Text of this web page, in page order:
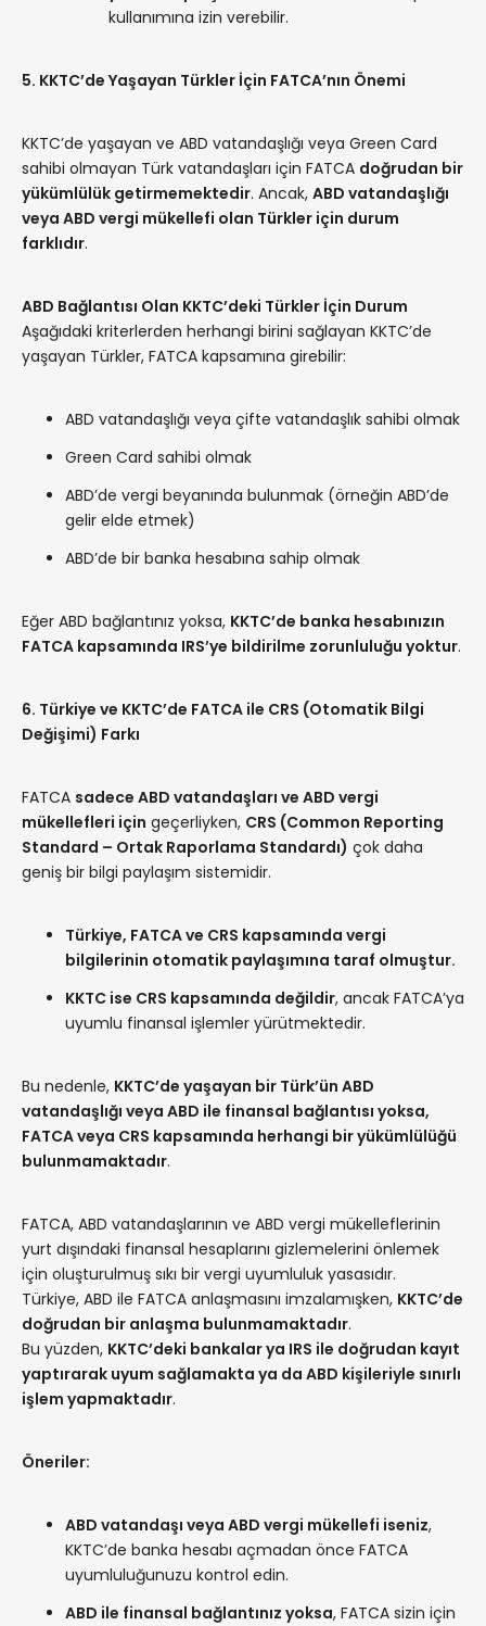
kullanımına izin verebilir.
5. KKTC’de Yaşayan Türkler İçin FATCA’nın Önemi
KKTC’de yaşayan ve ABD vatandaşlığı veya Green Card
sahibi olmayan Türk vatandaşları için FATCA doğrudan bir
yükümlülük getirmemektedir. Ancak, ABD vatandaşlığı
veya ABD vergi mükellefi olan Türkler için durum
farklıdır.
ABD Bağlantısı Olan KKTC’deki Türkler İçin Durum
Aşağıdaki kriterlerden herhangi birini sağlayan KKTC’de
yaşayan Türkler, FATCA kapsamına girebilir:
ABD vatandaşlığı veya çifte vatandaşlık sahibi olmak
Green Card sahibi olmak
ABD’de vergi beyanında bulunmak (örneğin ABD’de
gelir elde etmek)
ABD’de bir banka hesabına sahip olmak
Eğer ABD bağlantınız yoksa, KKTC’de banka hesabınızın
FATCA kapsamında IRS’ye bildirilme zorunluluğu yoktur.
6. Türkiye ve KKTC’de FATCA ile CRS (Otomatik Bilgi
Değişimi) Farkı
FATCA sadece ABD vatandaşları ve ABD vergi
mükellefleri için geçerliyken, CRS (Common Reporting
Standard – Ortak Raporlama Standardı) çok daha
geniş bir bilgi paylaşım sistemidir.
Türkiye, FATCA ve CRS kapsamında vergi
bilgilerinin otomatik paylaşımına taraf olmuştur.
KKTC ise CRS kapsamında değildir, ancak FATCA’ya
uyumlu finansal işlemler yürütmektedir.
Bu nedenle, KKTC’de yaşayan bir Türk’ün ABD
vatandaşlığı veya ABD ile finansal bağlantısı yoksa,
FATCA veya CRS kapsamında herhangi bir yükümlülüğü
bulunmamaktadır.
FATCA, ABD vatandaşlarının ve ABD vergi mükelleflerinin
yurt dışındaki finansal hesaplarını gizlemelerini önlemek
için oluşturulmuş sıkı bir vergi uyumluluk yasasıdır.
Türkiye, ABD ile FATCA anlaşmasını imzalamışken, KKTC’de
doğrudan bir anlaşma bulunmamaktadır.
Bu yüzden, KKTC’deki bankalar ya IRS ile doğrudan kayıt
yaptırarak uyum sağlamakta ya da ABD kişileriyle sınırlı
işlem yapmaktadır.
Öneriler:
ABD vatandaşı veya ABD vergi mükellefi iseniz,
KKTC’de banka hesabı açmadan önce FATCA
uyumluluğunuzu kontrol edin.
ABD ile finansal bağlantınız yoksa, FATCA sizin için